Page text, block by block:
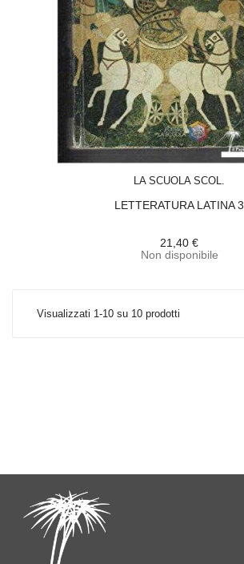
LA SCUOLA SCOL.
LETTERATURA LATINA 3
21,40 €
Non disponibile
Visualizzati 1-10 su 10 prodotti